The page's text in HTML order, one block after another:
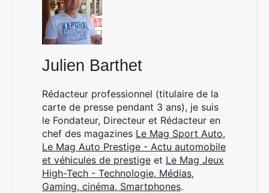
Julien Barthet
Rédacteur professionnel (titulaire de la
carte de presse pendant 3 ans), je suis
le Fondateur, Directeur et Rédacteur en
chef des magazines Le Mag Sport Auto,
Le Mag Auto Prestige - Actu automobile
et véhicules de prestige et Le Mag Jeux
High-Tech - Technologie, Médias,
Gaming, cinéma, Smartphones.